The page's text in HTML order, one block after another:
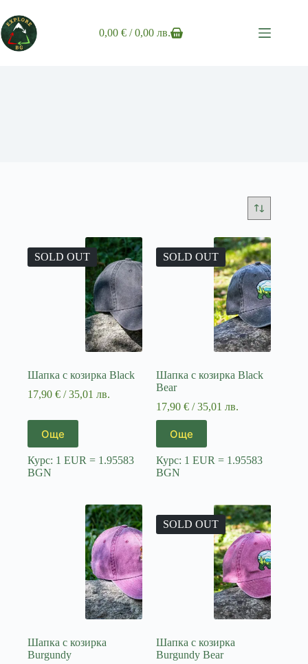
to
content
Shopping
0,00€ / 0,00 лв.
SOLD OUT
Шапка с козирка Black
17,90 € / 35,01 лв.
Още
Курс: 1 EUR = 1.95583
BGN
SOLD OUT
Шапка с козирка Black
Bear
17,90€ / 35,01 лв.
Още
Курс: 1 EUR = 1.95583
BGN
Шапка с козирка
Burgundy
SOLD OUT
Шапка с козирка
Burgundy Bear